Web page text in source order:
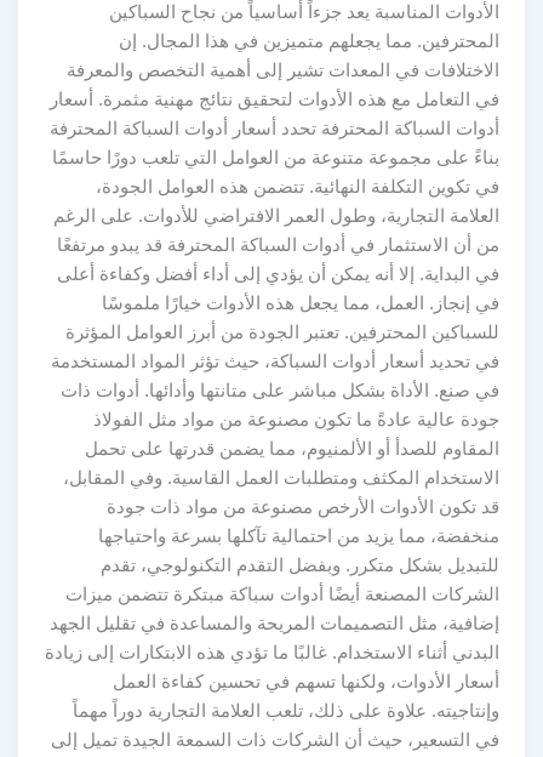
الأدوات المناسبة يعد جزءاً أساسياً من نجاح السباكين
المحترفين. مما يجعلهم متميزين في هذا المجال. إن
الاختلافات في المعدات تشير إلى أهمية التخصص والمعرفة
في التعامل مع هذه الأدوات لتحقيق نتائج مهنية مثمرة. أسعار
أدوات السباكة المحترفة تحدد أسعار أدوات السباكة المحترفة
بناءً على مجموعة متنوعة من العوامل التي تلعب دورًا حاسمًا
في تكوين التكلفة النهائية. تتضمن هذه العوامل الجودة،
العلامة التجارية، وطول العمر الافتراضي للأدوات. على الرغم
من أن الاستثمار في أدوات السباكة المحترفة قد يبدو مرتفعًا
في البداية. إلا أنه يمكن أن يؤدي إلى أداء أفضل وكفاءة أعلى
في إنجاز. العمل، مما يجعل هذه الأدوات خيارًا ملموسًا
للسباكين المحترفين. تعتبر الجودة من أبرز العوامل المؤثرة
في تحديد أسعار أدوات السباكة، حيث تؤثر المواد المستخدمة
في صنع. الأداة بشكل مباشر على متانتها وأدائها. أدوات ذات
جودة عالية عادةً ما تكون مصنوعة من مواد مثل الفولاذ
المقاوم للصدأ أو الألمنيوم، مما يضمن قدرتها على تحمل
الاستخدام المكثف ومتطلبات العمل القاسية. وفي المقابل،
قد تكون الأدوات الأرخص مصنوعة من مواد ذات جودة
منخفضة، مما يزيد من احتمالية تآكلها بسرعة واحتياجها
للتبديل بشكل متكرر. وبفضل التقدم التكنولوجي، تقدم
الشركات المصنعة أيضًا أدوات سباكة مبتكرة تتضمن ميزات
إضافية، مثل التصميمات المريحة والمساعدة في تقليل الجهد
البدني أثناء الاستخدام. غالبًا ما تؤدي هذه الابتكارات إلى زيادة
أسعار الأدوات، ولكنها تسهم في تحسين كفاءة العمل
وإنتاجيته. علاوة على ذلك، تلعب العلامة التجارية دوراً مهماً
في التسعير، حيث أن الشركات ذات السمعة الجيدة تميل إلى